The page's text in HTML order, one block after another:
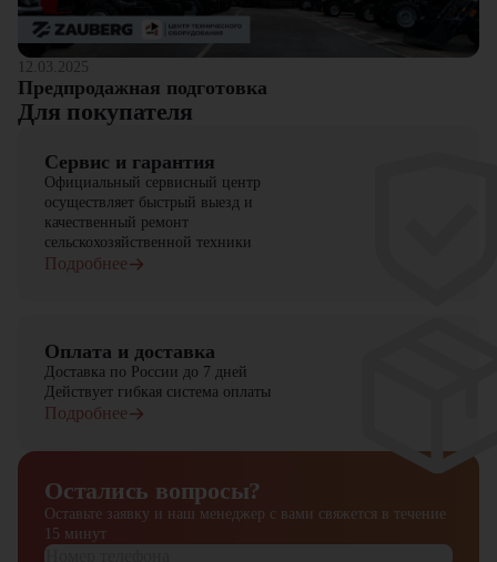
12.03.2025
Предпродажная подготовка
Для покупателя
Сервис и гарантия
Официальный сервисный центр
осуществляет быстрый выезд и
качественный ремонт
сельскохозяйственной техники
Подробнее
Оплата и доставка
Доставка по России до 7 дней
Действует гибкая система оплаты
Подробнее
Остались вопросы?
Оставьте заявку и наш менеджер с вами свяжется в течение
15 минут